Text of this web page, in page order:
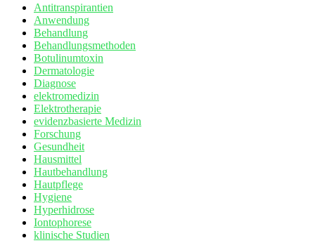
Antitranspirantien
Anwendung
Behandlung
Behandlungsmethoden
Botulinumtoxin
Dermatologie
Diagnose
elektromedizin
Elektrotherapie
evidenzbasierte Medizin
Forschung
Gesundheit
Hausmittel
Hautbehandlung
Hautpflege
Hygiene
Hyperhidrose
Iontophorese
klinische Studien